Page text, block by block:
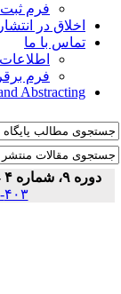
فرم ثبت
اخلاق در انتشار
تماس با ما
اطلاعات
فرم
and Abstracting
دوره ۹، شماره ۴ - ( ۴-۱۴۰۳ )
۴۰۳-۳۹۳